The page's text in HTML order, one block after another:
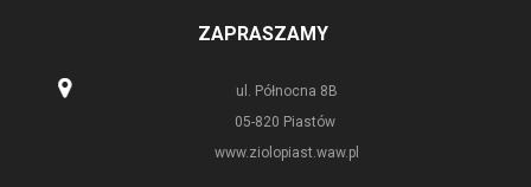
ZAPRASZAMY
ul. Północna 8B
05-820 Piastów
www.ziolopiast.waw.pl